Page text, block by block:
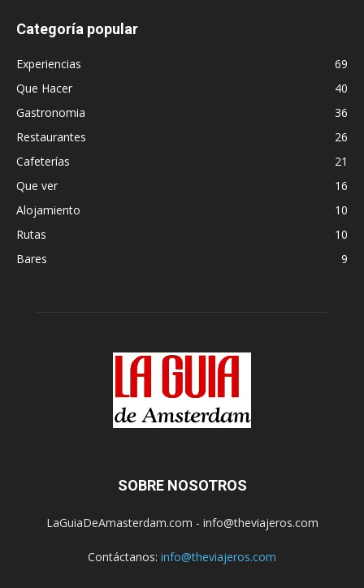
Categoría popular
Experiencias
69
Que Hacer
40
Gastronomia
36
Restaurantes
26
Cafeterías
21
Que ver
16
Alojamiento
10
Rutas
10
Bares
9
SOBRE NOSOTROS
LaGuiaDeAmasterdam.com - info@theviajeros.com
Contáctanos: info@theviajeros.com